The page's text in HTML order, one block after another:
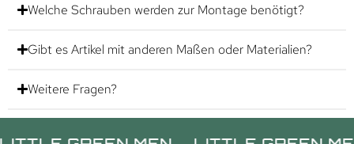
Welche Schrauben werden zur Montage benötigt?
Gibt es Artikel mit anderen Maßen oder Materialien?
Weitere Fragen?